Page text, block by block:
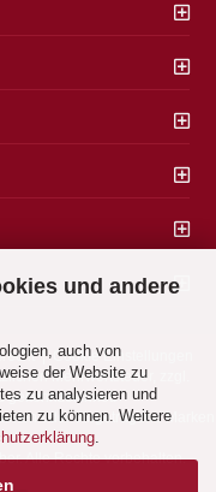
und andere
auch von
der Website zu
zu analysieren und
zu können. Weitere
.
| Cookie Einstellungen
Mehrwertsteuer, zzgl.
gekennzeichnet.
oder eingetragene Marken
Alle Rechte vorbehalten.